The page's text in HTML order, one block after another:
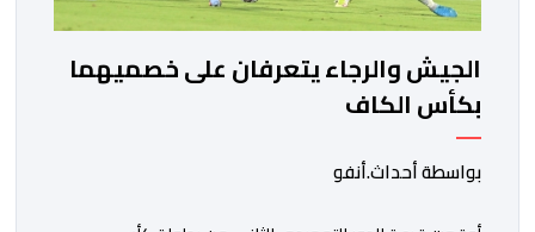
الجيش والرجاء يتعرفان على خصميهما
بكأس الكاف
بواسطة أحداث.أنفو